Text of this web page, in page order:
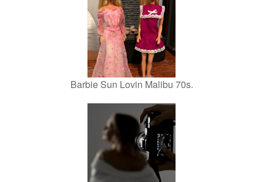
Barbie Sun Lovin Malibu 70s.